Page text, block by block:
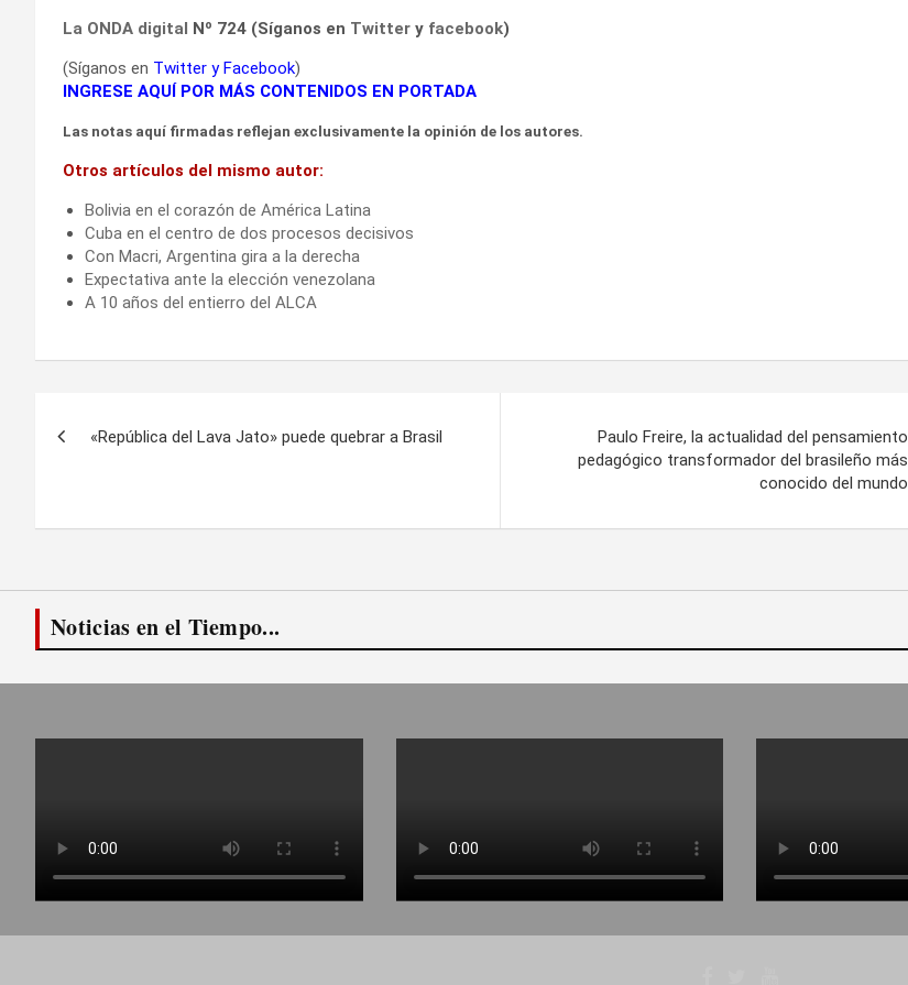
La ONDA digital Nº 724 (Síganos en Twitter y facebook)
(Síganos en Twitter yFacebook)
INGRESE AQUÍ POR MÁS CONTENIDOS EN PORTADA
Las notas aquí firmadas reflejan exclusivamente la opinión de los autores.
Otros artículos del mismo autor:
Bolivia en el corazón de América Latina
Cuba en el centro de dos procesos decisivos
Con Macri, Argentina gira a la derecha
Expectativa ante la elección venezolana
A 10 años del entierro del ALCA
«República del Lava Jato» puede quebrar a Brasil
Paulo Freire, la actualidad del pensamiento
pedagógico transformador del brasileño más
conocido del mundo
Noticias en el Tiempo...